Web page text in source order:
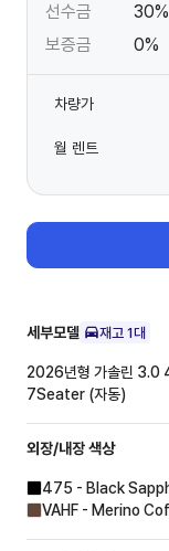
선수금
30%
보증금
0%
차량가
월 렌트
세부모델 재고 1대
2026년형 가솔린 3.0
7Seater (자동)
외장/내장색상
475 - Black
VAHF - Merino